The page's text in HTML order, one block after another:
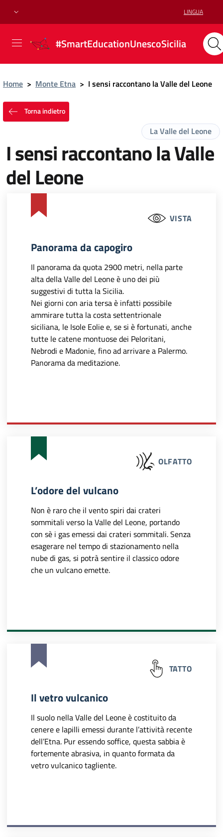
LINGUA
#SmartEducationUnescoSicilia
Home > Monte Etna > I sensi raccontano la Valle del Leone
Torna indietro
La Valle del Leone
I sensi raccontano la Valle
del Leone
VISTA
Panorama da capogiro
Il panorama da quota 2900 metri, nella parte
alta della Valle del Leone è uno dei più
suggestivi di tutta la Sicilia.
Nei giorni con aria tersa è infatti possibile
ammirare tutta la costa settentrionale
siciliana, le Isole Eolie e, se si è fortunati, anche
tutte le catene montuose dei Peloritani,
Nebrodi e Madonie, fino ad arrivare a Palermo.
Panorama da meditazione.
OLFATTO
L’odore del vulcano
Non è raro che il vento spiri dai crateri
sommitali verso la Valle del Leone, portando
con sè i gas emessi dai crateri sommitali. Senza
esagerare nel tempo di stazionamento nella
nube di gas, si potrà sentire il classico odore
che un vulcano emette.
TATTO
Il vetro vulcanico
Il suolo nella Valle del Leone è costituito da
cenere e lapilli emessi durante l’attività recente
dell’Etna. Pur essendo soffice, questa sabbia è
fortemente abrasiva, in quanto formata da
vetro vulcanico tagliente.